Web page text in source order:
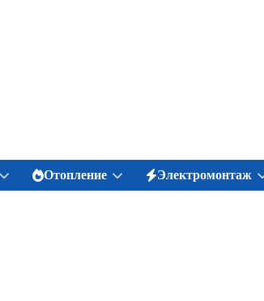
Отопление Электромонтаж